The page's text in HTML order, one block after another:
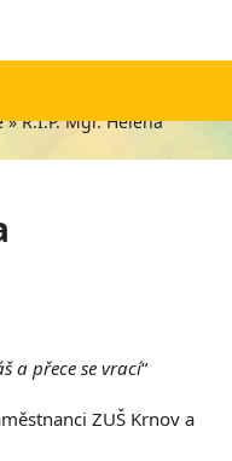
»R.I.P. Mgr. Helena
a přece se vrací“
ZUŠ Krnov a